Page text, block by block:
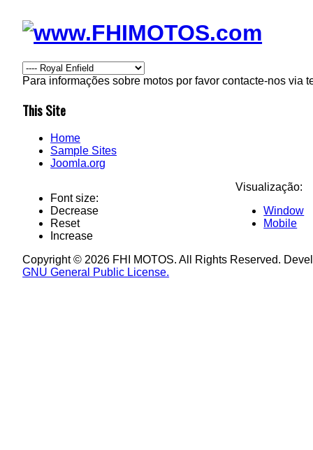
Para informações sobre motos por favor contacte-nos via
This Site
Home
Sample Sites
Joomla.org
Font size:
Decrease
Reset
Increase
Visualização:
Window
Mobile
Copyright © 2026 FHI MOTOS. All Rights Reserved.
GNU General Public License.